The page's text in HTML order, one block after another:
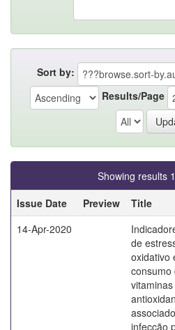
Sort by:
Results/Page
Showing results
Issue Date
Preview Title
14-Apr-2020
de
oxidativo
consumo
vitaminas
infecção